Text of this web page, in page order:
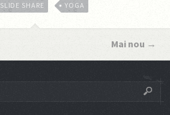
SLIDE SHARE YOGA
Mai nou →